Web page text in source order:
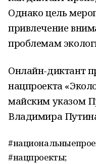
Однако цель
привлечение
проблемам
Онлайн-диктант
нацпроекта
майским указом
Владимира
#нацпроекты;